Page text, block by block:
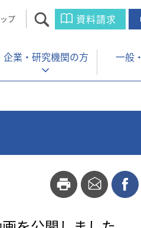
プ 資料請求
企業・ 研究機関の方 一般・